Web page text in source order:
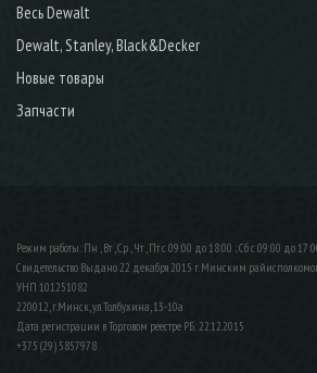
Весь Dewalt
Dewalt, Stanley, Black&Decker
Новые товары
Запчасти
Режим работы: Пн , Вт , Ср , Чт , Пт c 09:00 до 18:00 ; Сб c 09:00 до
Свидетельство Выдано 22 декабря 2015 г. Минским
УНП 101251082
220012, г.Минск, ул.Толбухина, 13-10а
Дата регистрации в Торговом реестре РБ: 22.12.2015
+375 (29) 5857978